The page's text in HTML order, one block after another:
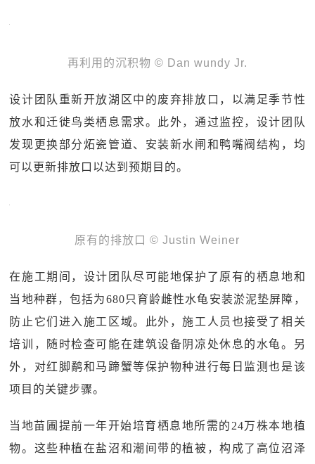
再利用的沉积物 © Dan wundy Jr.
设计团队重新开放湖区中的废弃排放口，以满足季节性
放水和迁徙鸟类栖息需求。此外，通过监控，设计团队
发现更换部分炻瓷管道、安装新水闸和鸭嘴阀结构，均
可以更新排放口以达到预期目的。
原有的排放口 © Justin Weiner
在施工期间，设计团队尽可能地保护了原有的栖息地和
当地种群，包括为680只育龄雌性水龟安装淤泥垫屏障，
防止它们进入施工区域。此外，施工人员也接受了相关
培训，随时检查可能在建筑设备阴凉处休息的水龟。另
外，对红脚鹬和马蹄蟹等保护物种进行每日监测也是该
项目的关键步骤。
当地苗圃提前一年开始培育栖息地所需的24万株本地植
物。这些种植在盐沼和潮间带的植被，构成了高位沼泽